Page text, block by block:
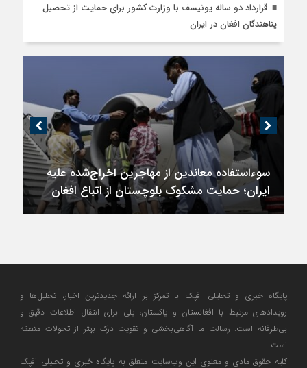
قرارداد دو ساله یونیسف با وزارت کشور برای حمایت از تحصیل
پناهندگان افغان در ایران
سوءاستفاده معاندین از مهاجرین اخراج‌شده علیه
ایران؛ حمایت مشکوک بلوچستان از اتباع افغان
پایگاه خبری و تحلیلی افپک با تمرکز بر ارائه جدیدترین اخبار، تحلیل‌ها و
رویدادهای مرتبط با افغانستان و پاکستان، پلی برای انتقال اطلاعات دقیق و
بی‌طرفانه است. رسالت ما آگاهی‌بخشی و تقویت درک بهتر از تحولات منطقه
است.
کلیه حقوق مادی و معنوی این وب‌سایت متعلق به پایگاه خبری و تحلیلی افپک